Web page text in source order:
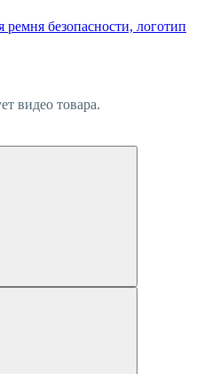
видео товара.